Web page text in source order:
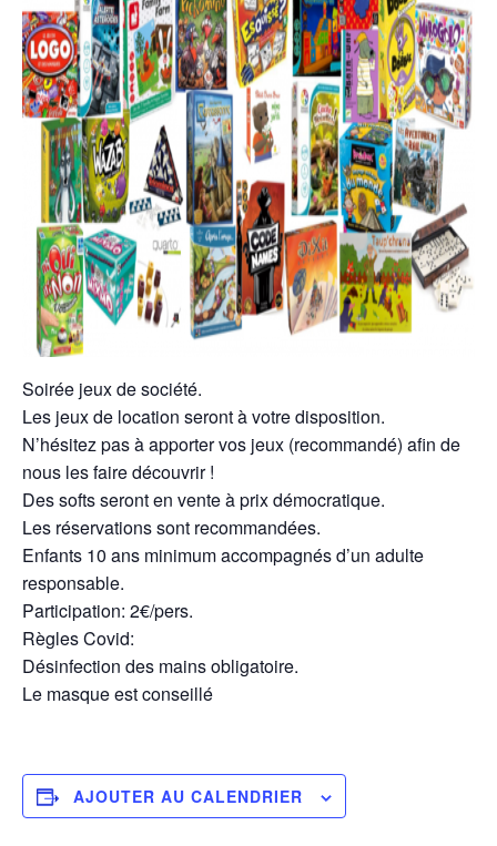
Soirée jeux de société.
Les jeux de location seront à votre disposition.
N’hésitez pas à apporter vos jeux (recommandé) afin de
nous les faire découvrir !
Des softs seront en vente à prix démocratique.
Les réservations sont recommandées.
Enfants 10 ans minimum accompagnés d’un adulte
responsable.
Participation: 2€/pers.
Règles Covid:
Désinfection des mains obligatoire.
Le masque est conseillé
AJOUTER AU CALENDRIER